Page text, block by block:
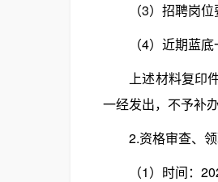
（3）招聘岗位要
（4）近期蓝底
上述材料复印件
一经发出，不予补
2.资格审查、领
（1）时间：